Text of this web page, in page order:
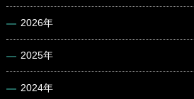
2026年
2025年
2024年